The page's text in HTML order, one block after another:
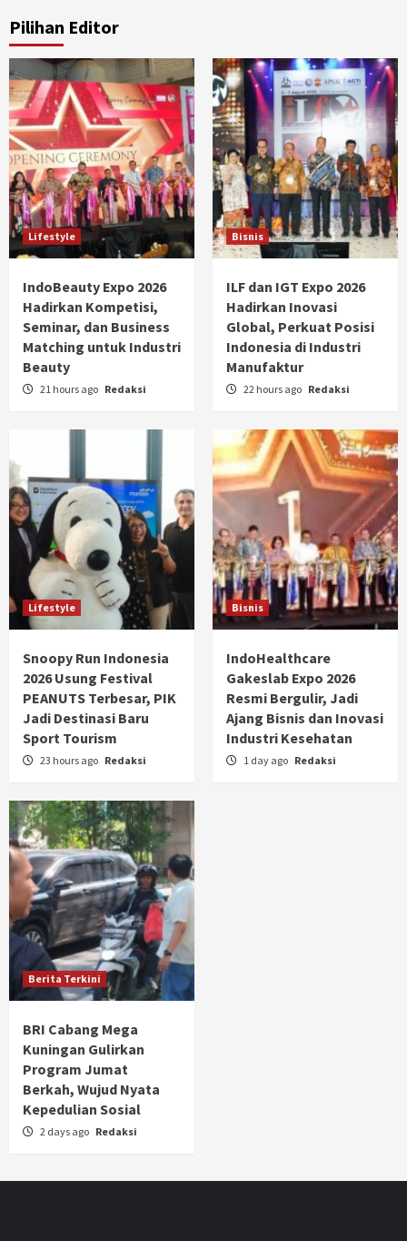
Pilihan Editor
Lifestyle
IndoBeauty Expo 2026
Hadirkan Kompetisi,
Seminar, dan Business
Matching untuk Industri
Beauty
21 hours ago Redaksi
Bisnis
ILF dan IGT Expo 2026
Hadirkan Inovasi
Global, Perkuat Posisi
Indonesia di Industri
Manufaktur
22 hours ago Redaksi
Lifestyle
Snoopy Run Indonesia
2026 Usung Festival
PEANUTS Terbesar, PIK
Jadi Destinasi Baru
Sport Tourism
23 hours ago Redaksi
Bisnis
IndoHealthcare
Gakeslab Expo 2026
Resmi Bergulir, Jadi
Ajang Bisnis dan Inovasi
Industri Kesehatan
1 day ago Redaksi
Berita Terkini
BRI Cabang Mega
Kuningan Gulirkan
Program Jumat
Berkah, Wujud Nyata
Kepedulian Sosial
2 days ago Redaksi